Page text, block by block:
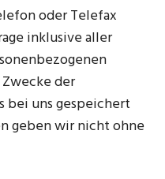
oder Telefax
inklusive aller
der
bei uns gespeichert
geben wir nicht ohne